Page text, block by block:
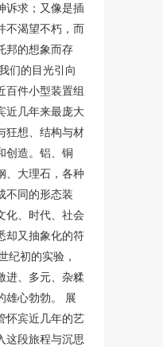
诉求；又像是插
不渴望不朽，而
邦的想象而存
们的目光引向
百件小型装置组
近几年来最庞大
狂想、结构与材
创造。铝、铜
、大理石，各种
不同的形态装
化、时代、社会
却又抽象化的符
纪初的实验，
进、多元、杂糅
雄心勃勃。 展
怀宾近几年的艺
这段旅程与沉思